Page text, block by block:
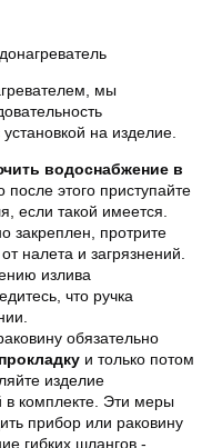
мы
на изделие.
водоснабжение в
после этого приступайте
если такой имеется.
закреплен, протрите
налета и загрязнений.
излива
что ручка
обязательно
и только потом
изделие
в комплекте. Эти меры
прибор или раковину
гибких шлангов -